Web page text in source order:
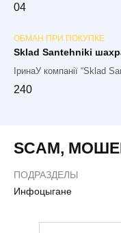
04
ОБМАН ПРИ ПОКУПКЕ
Sklad Santehniki
ІринаУ компанії “Sklad
240
SCAM,
ПОДРАЗДЕЛЫ
Инфоцыгане